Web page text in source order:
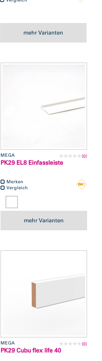
mehr Varianten
MEGA (0)
PK29 EL8 Einfassleiste
Merken
Vergleich
mehr Varianten
MEGA (0)
PK29 Cubu flex life 40